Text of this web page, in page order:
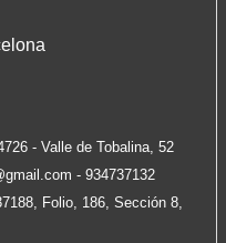
- Valle de Tobalina, 52
- 934737132
Folio, 186, Sección 8,